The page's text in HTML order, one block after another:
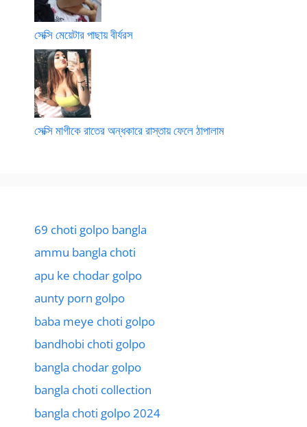
সেক্সি মেয়েটার পাছায় বীর্যরস
সেক্সি মাগীকে রাতের অন্ধকারে রাস্তায় ফেলে ঠাপালাম
69 choti golpo bangla
ammu bangla choti
apu ke chodar golpo
aunty porn golpo
baba meye choti golpo
bandhobi choti golpo
bangla chodar golpo
bangla choti collection
bangla choti golpo 2024